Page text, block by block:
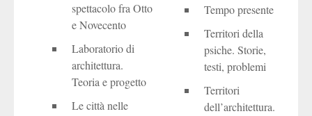
spettacolo fra Otto
e Novecento
Laboratorio di
architettura.
Teoria e progetto
Le città nelle
Tempo presente
Territori della
psiche. Storie,
testi, problemi
Territori
dell’architettura.